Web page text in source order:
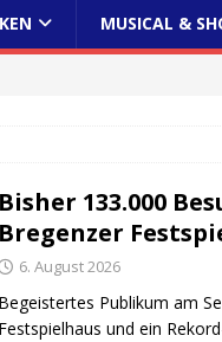
MUSICAL &
Bisher 133.000
Bregenzer
6. August 2026
Begeistertes Publikum am
Festspielhaus und ein